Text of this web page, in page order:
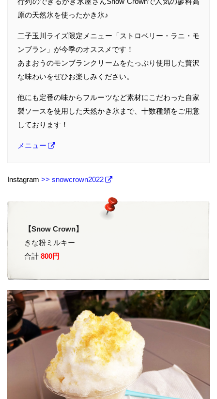
原の天然氷を使ったかき氷♪
二子玉川ライズ限定メニュー「ストロベリー・ラニ・モ
ンブラン」が今季のオススメです！
あまおうのモンブランクリームをたっぷり使用した贅沢
な味わいをぜひお楽しみください。
他にも定番の味からフルーツなど素材にこだわった自家
製ソースを使用した天然かき氷まで、十数種類をご用意
しております！
メニュー
Instagram >> snowcrown2022
【Snow Crown】
きな粉ミルキー
合計 800円